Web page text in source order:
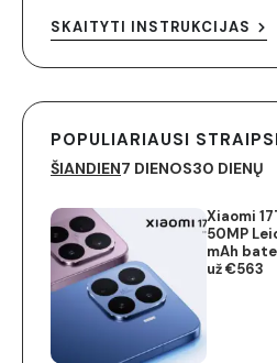
SKAITYTI INSTRUKCIJAS
POPULIARIAUSI
ŠIANDIEN7 DIENOS30 DIENŲ
Xiaomi
50MP
mAh
už €563